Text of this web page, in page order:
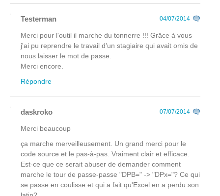
Testerman 04/07/2014
Merci pour l'outil il marche du tonnerre !!! Grâce à vous
j'ai pu reprendre le travail d'un stagiaire qui avait omis de
nous laisser le mot de passe.
Merci encore.
Répondre
daskroko 07/07/2014
Merci beaucoup
ça marche merveilleusement. Un grand merci pour le
code source et le pas-à-pas. Vraiment clair et efficace.
Est-ce que ce serait abuser de demander comment
marche le tour de passe-passe "DPB=" -> "DPx="? Ce qui
se passe en coulisse et qui a fait qu'Excel en a perdu son